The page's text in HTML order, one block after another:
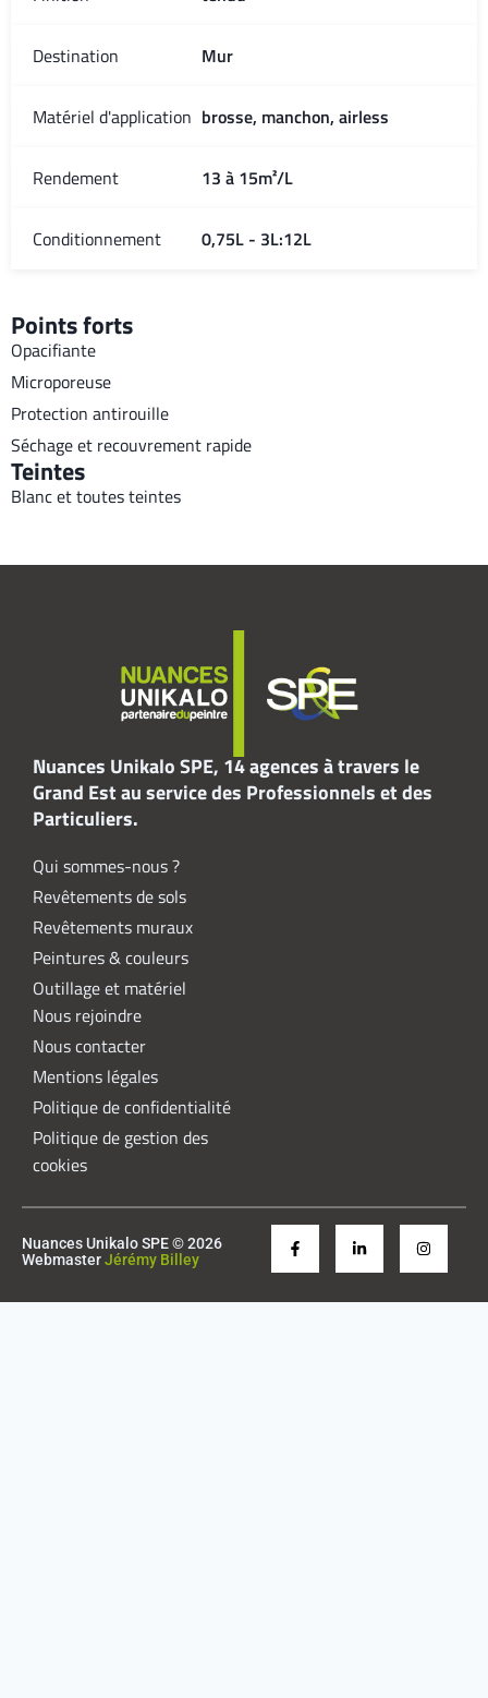
Destination Mur
Matériel d'application brosse, manchon, airless
Rendement 13 à 15m²/L
Conditionnement 0,75L - 3L:12L
Points forts
Opacifiante
Microporeuse
Protection antirouille
Séchage et recouvrement rapide
Teintes
Blanc et toutes teintes
Nuances Unikalo SPE, 14 agences à travers le
Grand Est au service des Professionnels et des
Particuliers.
Qui sommes-nous ?
Revêtements de sols
Revêtements muraux
Peintures & couleurs
Outillage et matériel
Nous rejoindre
Nous contacter
Mentions légales
Politique de confidentialité
Politique de gestion des
cookies
Nuances Unikalo SPE © 2026
WebmasterJérémy Billey